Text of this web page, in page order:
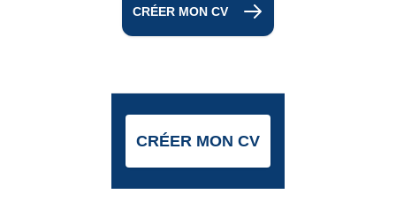
CRÉER MON CV
CRÉER MON CV